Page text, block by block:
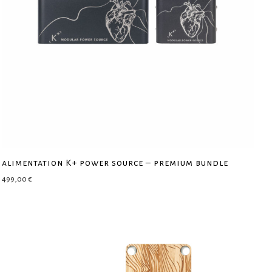
alimentation K+ power source – premium bundle
499,00€